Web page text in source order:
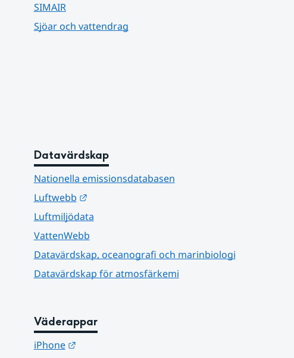
SIMAIR
Sjöar och vattendrag
Datavärdskap
Nationella emissionsdatabasen
Luftwebb
Länk till annan webbplats.
Luftmiljödata
VattenWebb
Datavärdskap, oceanografi och marinbiologi
Datavärdskap för atmosfärkemi
Väderappar
iPhone
Länk till annan webbplats.